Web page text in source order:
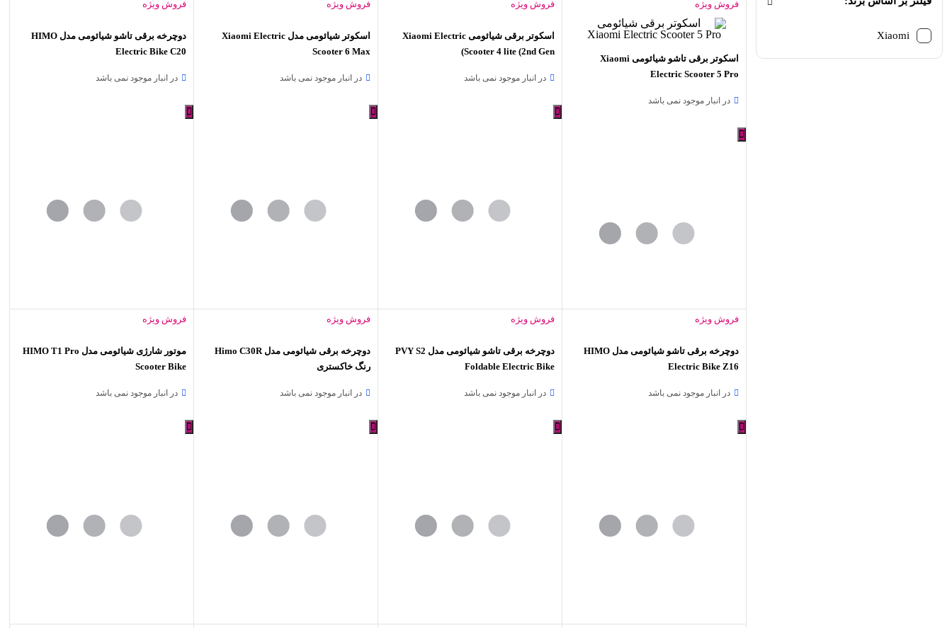
Xiaomi
فروش ویژه
اسکوتر برقی تاشو شیائومی Xiaomi
Electric Scooter 5 Pro
در انبار موجود نمی باشد
فروش ویژه
اسکوتر برقی شیائومی Xiaomi Electric
Scooter 4 lite (2nd Gen)
در انبار موجود نمی باشد
فروش ویژه
اسکوتر شیائومی مدل Xiaomi Electric
Scooter 6 Max
در انبار موجود نمی باشد
فروش ویژه
دوچرخه برقی تاشو شیائومی مدل HIMO
Electric Bike C20
در انبار موجود نمی باشد
فروش ویژه
دوچرخه برقی تاشو شیائومی مدل HIMO
Electric Bike Z16
در انبار موجود نمی باشد
فروش ویژه
دوچرخه برقی تاشو شیائومی مدل PVY S2
Foldable Electric Bike
در انبار موجود نمی باشد
فروش ویژه
دوچرخه برقی شیائومی مدل Himo C30R
رنگ خاکستری
در انبار موجود نمی باشد
فروش ویژه
موتور شارژی شیائومی مدل HIMO T1 Pro
Scooter Bike
در انبار موجود نمی باشد